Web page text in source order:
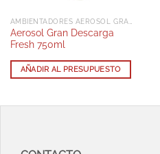
Aerosol Gran Descarga
Fresh 750ml
AÑADIR AL PRESUPUESTO